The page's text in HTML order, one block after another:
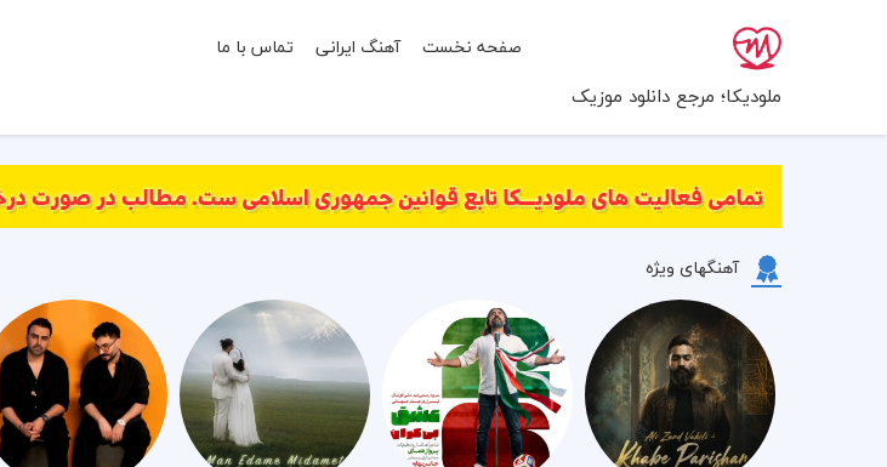
ملودیکا؛ مرجع دانلود موزیک
صفحه نخست آهنگ ایرانی تماس با ما
آهنگهای ویژه